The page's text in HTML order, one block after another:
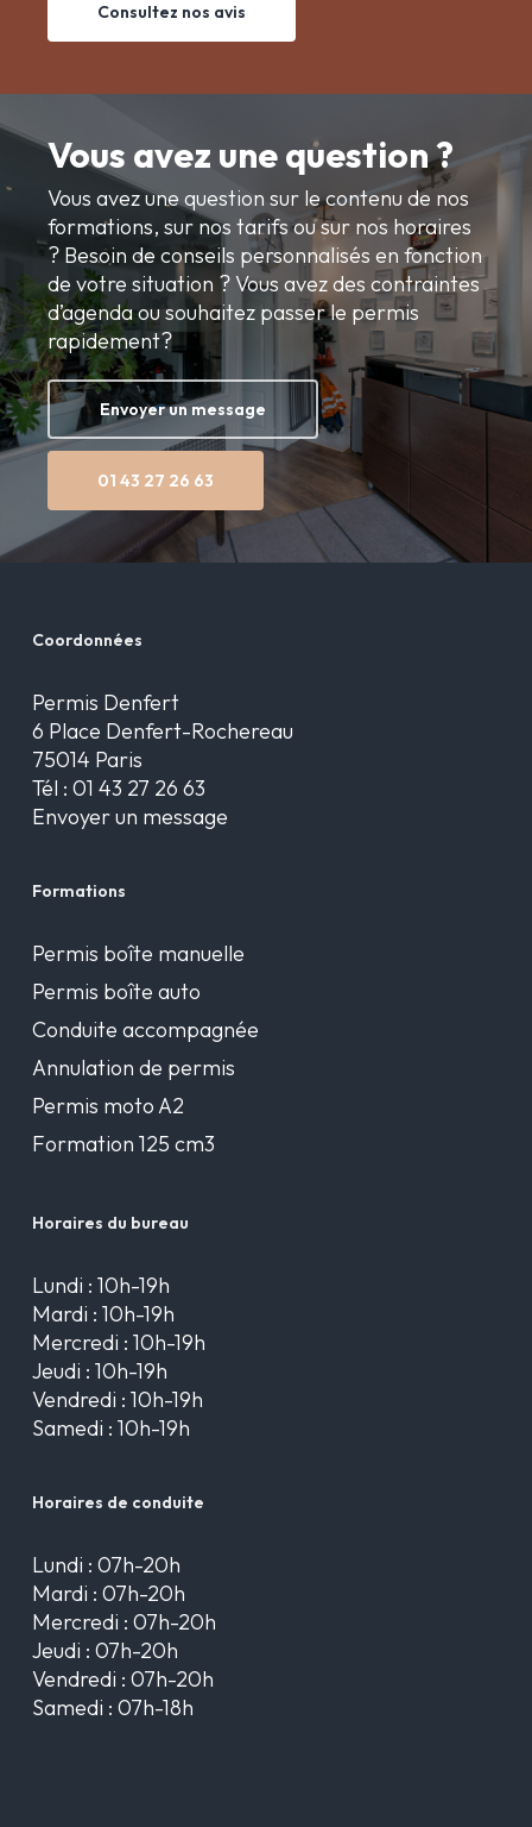
Consultez nos avis
Vous avez une question ?
Vous avez une question sur le contenu de nos
formations, sur nos tarifs ou sur nos horaires
? Besoin de conseils personnalisés en fonction
de votre situation ? Vous avez des contraintes
d’agenda ou souhaitez passer le permis
rapidement?
Envoyer un message
01 43 27 26 63
Coordonnées
Permis Denfert
6 Place Denfert-Rochereau
75014 Paris
Tél : 01 43 27 26 63
Envoyer un message
Formations
Permis boîte manuelle
Permis boîte auto
Conduite accompagnée
Annulation de permis
Permis moto A2
Formation 125 cm3
Horaires du bureau
Lundi : 10h-19h
Mardi : 10h-19h
Mercredi : 10h-19h
Jeudi : 10h-19h
Vendredi : 10h-19h
Samedi : 10h-19h
Horaires de conduite
Lundi : 07h-20h
Mardi : 07h-20h
Mercredi : 07h-20h
Jeudi : 07h-20h
Vendredi : 07h-20h
Samedi : 07h-18h